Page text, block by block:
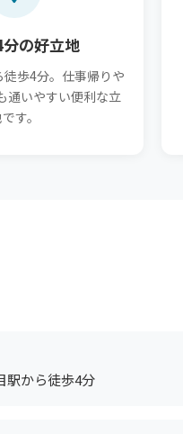
の好立地
歩4分。仕事帰りや
通いやすい便利な立
す。
駅から徒歩4分